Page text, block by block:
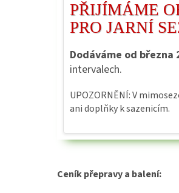
PŘIJÍMÁME
PRO JARNÍ
Dodáváme od března
intervalech.
UPOZORNĚNÍ: V
ani doplňky k sazenicím.
Ceník přepravy a balení: